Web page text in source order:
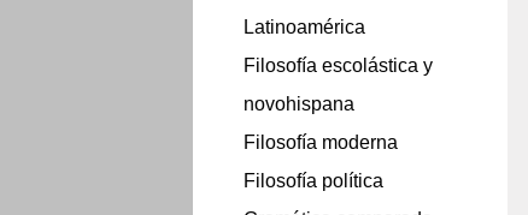
Latinoamérica
Filosofía escolástica y
novohispana
Filosofía moderna
Filosofía política